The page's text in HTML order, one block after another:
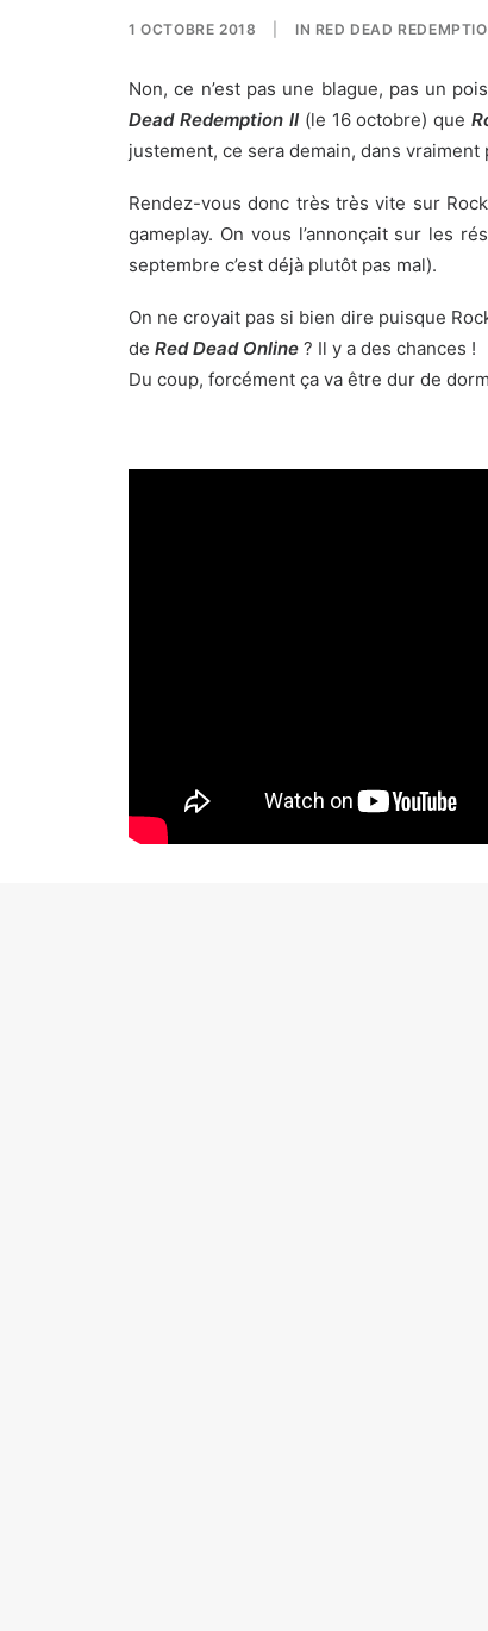
1 OCTOBRE 2018 IN RED DEAD
Non, ce n’est pas une blague, pas un
Dead Redemption II(le 16 octobre) que
justement, ce sera demain, dans
Rendez-vous donc très très vite sur
gameplay. On vous l’annonçait sur les
septembre c’est déjà plutôt pas mal).
On ne croyait pas si bien dire puisque
de Red Dead Online ? Il y a des chances !
Du coup, forcément ça va être dur de